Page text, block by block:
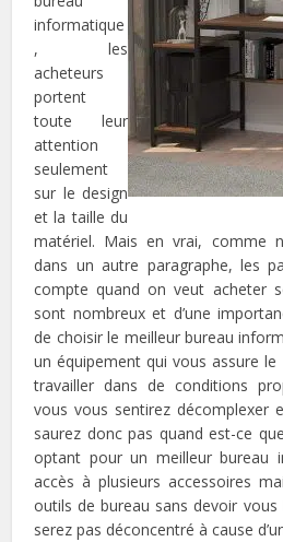
informatique
, les
acheteurs
portent
toute leur
attention
seulement
sur le design
et la taille du
matériel. Mais en vrai, comme
dans un autre paragraphe, les
compte quand on veut acheter
sont nombreux et d’une
de choisir le meilleur bureau
un équipement qui vous assure
travailler dans de conditions
vous vous sentirez décomplexer
saurez donc pas quand est-ce
optant pour un meilleur bureau
accès à plusieurs accessoires
outils de bureau sans devoir
serez pas déconcentré à cause